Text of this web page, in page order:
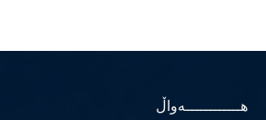
هــــــــــــەواڵ